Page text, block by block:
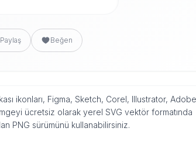
Paylaş Beğen
ikonları, Figma, Sketch, Corel, Illustrator,
ücretsiz olarak yerel SVG vektör formatında
PNG sürümünü kullanabilirsiniz.